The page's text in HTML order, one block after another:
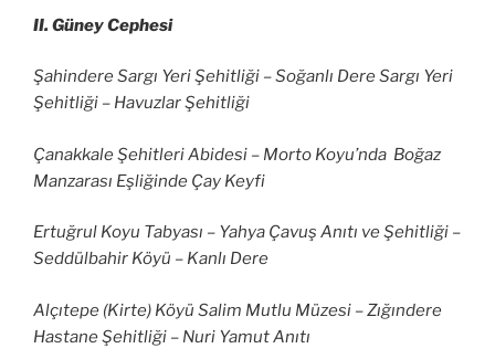
II. Güney Cephesi
Şahindere Sargı Yeri Şehitliği – Soğanlı Dere Sargı Yeri
Şehitliği – Havuzlar Şehitliği
Çanakkale Şehitleri Abidesi – Morto Koyu’nda Boğaz
Manzarası Eşliğinde Çay Keyfi
Ertuğrul Koyu Tabyası – Yahya Çavuş Anıtı ve Şehitliği –
Seddülbahir Köyü – Kanlı Dere
Alçıtepe (Kirte) Köyü Salim Mutlu Müzesi – Zığındere
Hastane Şehitliği – Nuri Yamut Anıtı